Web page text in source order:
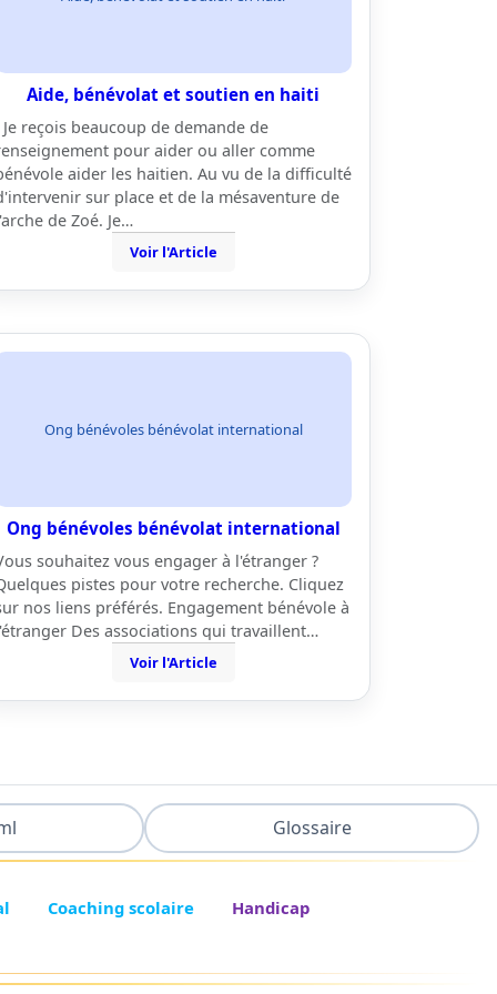
Aide, bénévolat et soutien en haiti
Je reçois beaucoup de demande de
pour aider ou aller comme
aider les haitien. Au vu de la difficulté
sur place et de la mésaventure de
de Zoé. Je…
Voir l'Article
Ong bénévoles bénévolat international
Ong bénévoles bénévolat international
souhaitez vous engager à l'étranger ?
pistes pour votre recherche. Cliquez
nos liens préférés. Engagement bénévole à
Des associations qui travaillent…
Voir l'Article
Glossaire
Coaching scolaire
Handicap